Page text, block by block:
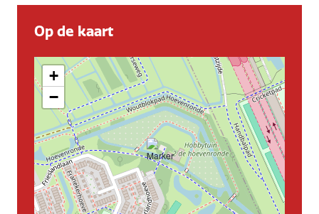
Op de kaart
+
−